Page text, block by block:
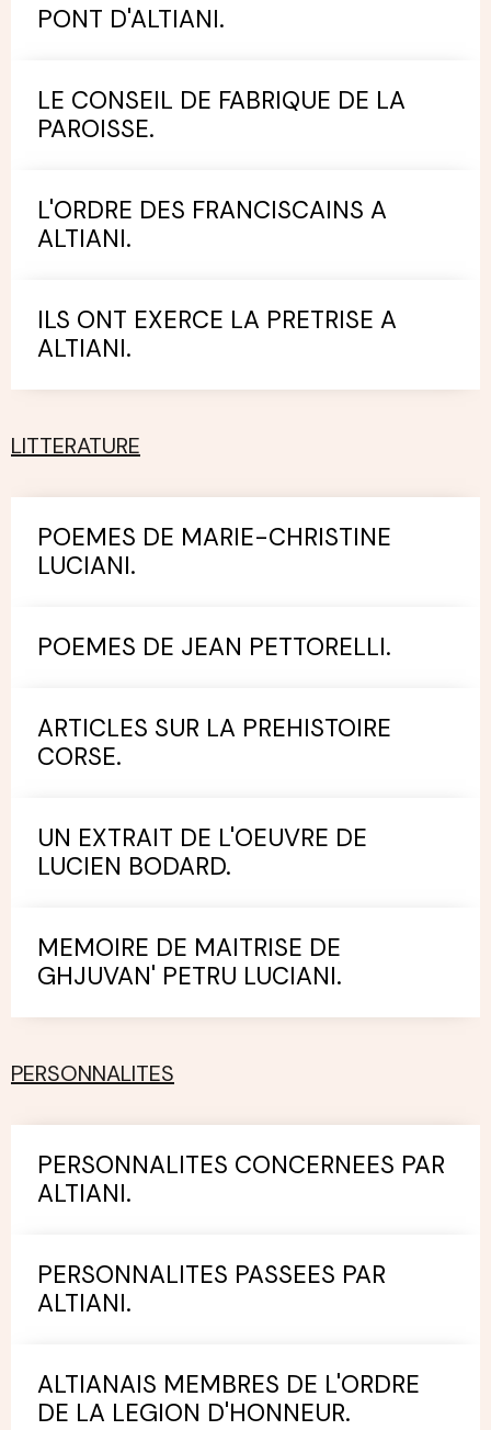
PONT D'ALTIANI.
LE CONSEIL DE FABRIQUE DE LA
PAROISSE.
L'ORDRE DES FRANCISCAINS A
ALTIANI.
ILS ONT EXERCE LA PRETRISE A
ALTIANI.
LITTERATURE
POEMES DE MARIE-CHRISTINE
LUCIANI.
POEMES DE JEAN PETTORELLI.
ARTICLES SUR LA PREHISTOIRE
CORSE.
UN EXTRAIT DE L'OEUVRE DE
LUCIEN BODARD.
MEMOIRE DE MAITRISE DE
GHJUVAN' PETRU LUCIANI.
PERSONNALITES
PERSONNALITES CONCERNEES PAR
ALTIANI.
PERSONNALITES PASSEES PAR
ALTIANI.
ALTIANAIS MEMBRES DE L'ORDRE
DE LA LEGION D'HONNEUR.